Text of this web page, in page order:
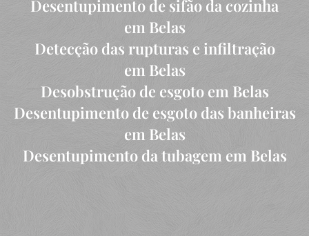
Desentupimento de sifão da cozinha
em Belas
Detecção das rupturas e infiltração
em Belas
Desobstrução de esgoto em Belas
Desentupimento de esgoto das banheiras
em Belas
Desentupimento da tubagem em Belas